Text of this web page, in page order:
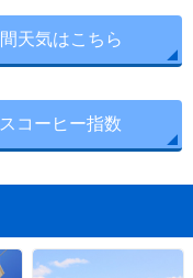
天気はこちら
コーヒー指数